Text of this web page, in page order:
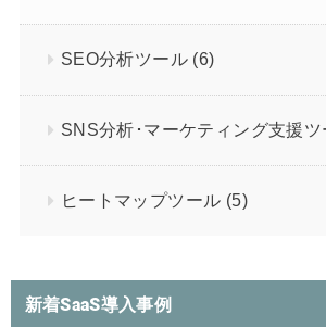
SEO分析ツール (6)
SNS分析･マーケティング支援ツ
ヒートマップツール (5)
新着SaaS導入事例